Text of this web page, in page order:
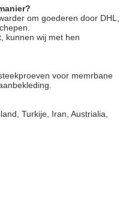
om goederen door DHL,
kunnen wij met hen
voor memrbane
Turkije, Iran, Austrialia,